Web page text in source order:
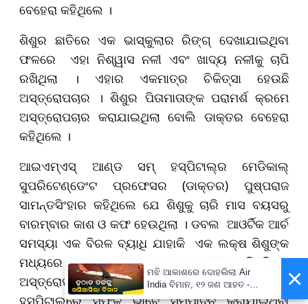
ବେହେରା କହିଥିଲେ ।
ଶିଶୁର ଛାତିରେ ଏକ ଭାସ୍କୁଲାର ରିଙ୍ଗ୍ ଦେଖାଯାଇଥିବା
ଫଳରେ ଏହା ନିଶ୍ୱାସ ନଳୀ ଏବଂ ଖାଦ୍ୟ ନଳୀକୁ ଚାପି
ରଖିଥିଲା । ଏହାର ଏକମାତ୍ର ଚିକିତ୍ସା ହେଉଛି
ଅସ୍ତ୍ରୋପଚାର । ଶିଶୁର ପିତାମାତାଙ୍କ ପରାମର୍ଶ କ୍ରମେ
ଅସ୍ତ୍ରୋପଚାର କରାଯାଇଥିଲା ବୋଲି ଡାକ୍ତର ବେହେରା
କହିଥିଲେ ।
ଆଇଏମ୍‌ଏସ୍ ଆଣ୍ଡ ସମ୍ ହସ୍ପିଟାଲ୍‌ର ମେଡିକାଲ୍
ସୁପରିଟେଣ୍ଡେଂଟ ପ୍ରଫେସର (ଡାକ୍ତର) ପୁଷ୍ପରାଜ
ସାମନ୍ତସିଂହାର କହିଥିଲେ ଯେ ଶିଶୁକୁ ଚାରି ମାସ ବୟସରୁ
ବାରମ୍ବାର କାଶ ଓ କଫ ହେଉଥିଲା । ଡବଲ ଆଓର୍ଟିକ ଆର୍ଚ
ସମସ୍ୟା ଏକ ବିରଳ ବ୍ୟାଧି ଯାହାକି ଏକ ଲକ୍ଷ ଶିଶୁଙ୍କ
ମଧ୍ୟରେ ୫ ଜଣକ ଠାରେ ଦେଖାଯାଏ । ଏଭଳି ବିରଳ
ଅସ୍ତ୍ରୋପଚାର ପ୍ରଥମ ଥର ଓଡ଼ିଶା ଏବଂ ସମ୍ ×
ମଝି ଆକାଶରେ ଦୋହଲିଲା Air
India ବିମାନ, ୧୨ ଜଣ ଆହତ -
PrameyaNews7